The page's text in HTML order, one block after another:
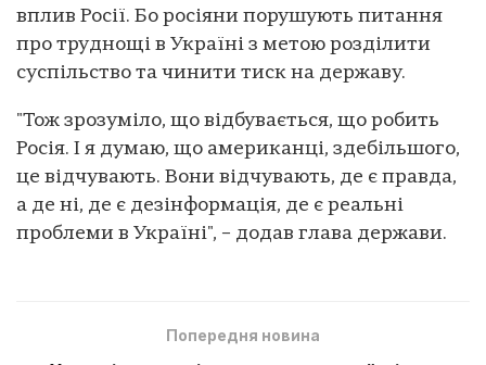
вплив Росії. Бо росіяни порушують питання
про труднощі в Україні з метою розділити
суспільство та чинити тиск на державу.
"Тож зрозуміло, що відбувається, що робить
Росія. І я думаю, що американці, здебільшого,
це відчувають. Вони відчувають, де є правда,
а де ні, де є дезінформація, де є реальні
проблеми в Україні", – додав глава держави.
Попередня новина